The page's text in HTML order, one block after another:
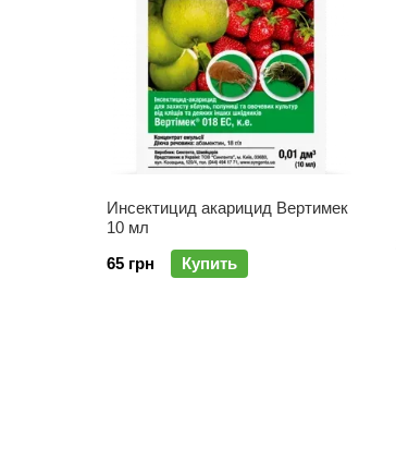
Инсектицид акарицид Вертимек
10 мл
65 грн
Купить